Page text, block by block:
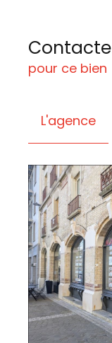
pour ce bien
L'agence